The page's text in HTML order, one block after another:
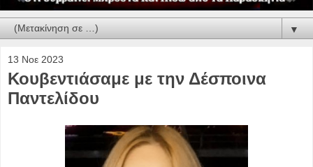
▼
13 Νοε 2023
Κουβεντιάσαμε με την Δέσποινα
Παντελίδου